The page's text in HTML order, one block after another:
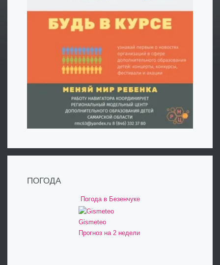
ПОГОДА
Погода в Безенчуке
Gismeteo
Прогноз на 2 недели